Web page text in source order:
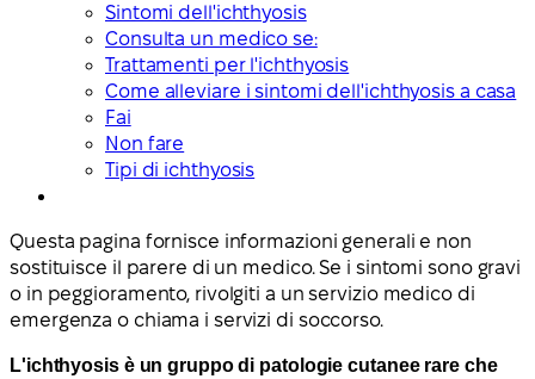
Sintomi dell'ichthyosis
Consulta un medico se:
Trattamenti per l'ichthyosis
Come alleviare i sintomi dell'ichthyosis a casa
Fai
Non fare
Tipi di ichthyosis
Questa pagina fornisce informazioni generali e non
sostituisce il parere di un medico. Se i sintomi sono gravi
o in peggioramento, rivolgiti a un servizio medico di
emergenza o chiama i servizi di soccorso.
L'ichthyosis è un gruppo di patologie cutanee rare che